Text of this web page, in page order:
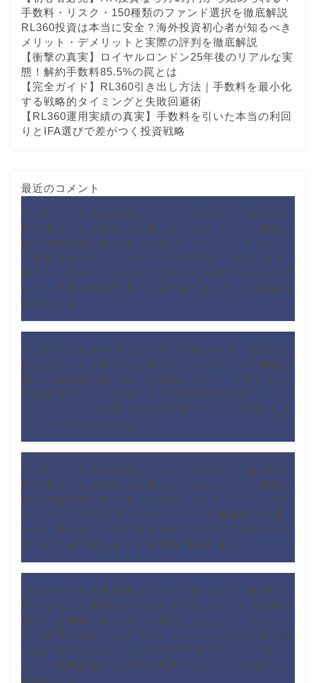
手数料・リスク・150種類のファンド選択を徹底解説
RL360投資は本当に安全？海外投資初心者が知るべき
メリット・デメリットと実際の評判を徹底解説
【衝撃の真実】ロイヤルロンドン25年後のリアルな実
態！解約手数料85.5%の罠とは
【完全ガイド】RL360引き出し方法｜手数料を最小化
する戦略的タイミングと失敗回避術
【RL360運用実績の真実】手数料を引いた本当の利回
りとIFA選びで差がつく投資戦略
最近のコメント
【グローバル資産運用ならマイプロパティ 毎月5万
円で安心した老後資金を積み立てるオフショア保険の
個人年金保険の取り扱いを開始しました に マレーシ
ア教育移住のマイプロパティが2024年11月からお子
様のインターナショナルスクールに入学するためのマ
レーシア教育移住サポートを開始しました。 | Shoply
News より
【グローバル資産運用ならマイプロパティ 毎月5万
円で安心した老後資金を積み立てるオフショア保険の
個人年金保険の取り扱いを開始しました に マレーシ
ア教育移住のマイプロパティが2024年11月からマレ
ーシアでメイドを雇うための相談サポートを開始しま
した | Shoply News より
【グローバル資産運用ならマイプロパティ 毎月5万
円で安心した老後資金を積み立てるオフショア保険の
個人年金保険の取り扱いを開始しました に マイプロ
パティが2024年12月からマレーシア不動産投資の購
入から鍵引渡しまでの流れを全てに対応するサポート
サービスを開始します | Shoply News より
【グローバル資産運用ならマイプロパティ 毎月5万
円で安心した老後資金を積み立てるオフショア保険の
個人年金保険の取り扱いを開始しました に
【マレー
シア教育移住】インターナショナルスクールを選ぶ時
の思わぬ落とし穴について2024年11月にマイプロパ
ティが徹底解説した資料を作成しました | Shoply
News より